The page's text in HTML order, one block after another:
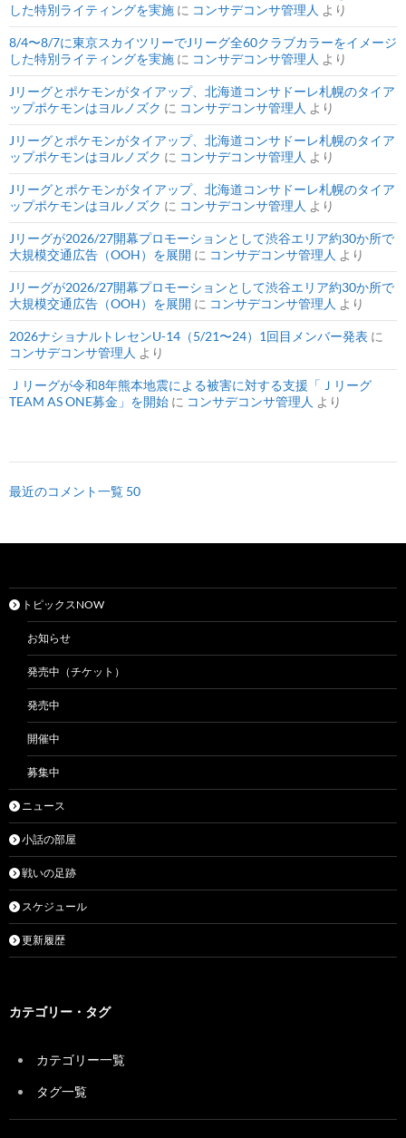
した特別ライティングを実施 に コンサデコンサ管理人 より
8/4〜8/7に東京スカイツリーでJリーグ全60クラブカラーをイメージ
した特別ライティングを実施 に コンサデコンサ管理人 より
Jリーグとポケモンがタイアップ、北海道コンサドーレ札幌のタイア
ップポケモンはヨルノズク に コンサデコンサ管理人 より
Jリーグとポケモンがタイアップ、北海道コンサドーレ札幌のタイア
ップポケモンはヨルノズク に コンサデコンサ管理人 より
Jリーグとポケモンがタイアップ、北海道コンサドーレ札幌のタイア
ップポケモンはヨルノズク に コンサデコンサ管理人 より
Jリーグが2026/27開幕プロモーションとして渋谷エリア約30か所で
大規模交通広告（OOH）を展開 に コンサデコンサ管理人 より
Jリーグが2026/27開幕プロモーションとして渋谷エリア約30か所で
大規模交通広告（OOH）を展開 に コンサデコンサ管理人 より
2026ナショナルトレセンU-14（5/21〜24）1回目メンバー発表 に
コンサデコンサ管理人 より
Ｊリーグが令和8年熊本地震による被害に対する支援「Ｊリーグ
TEAM AS ONE募金」を開始 に コンサデコンサ管理人 より
最近のコメント一覧 50
トピックスNOW
お知らせ
発売中（チケット）
発売中
開催中
募集中
ニュース
小話の部屋
戦いの足跡
スケジュール
更新履歴
カテゴリー・タグ
カテゴリー一覧
タグ一覧